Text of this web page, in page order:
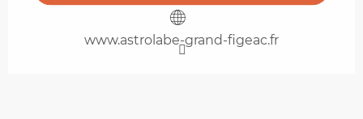
www.astrolabe-grand-figeac.fr